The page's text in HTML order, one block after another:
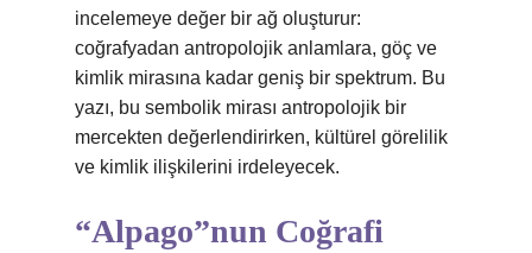
incelemeye değer bir ağ oluşturur:
coğrafyadan antropolojik anlamlara, göç ve
kimlik mirasına kadar geniş bir spektrum. Bu
yazı, bu sembolik mirası antropolojik bir
mercekten değerlendirirken, kültürel görelilik
ve kimlik ilişkilerini irdeleyecek.
“Alpago”nun Coğrafi